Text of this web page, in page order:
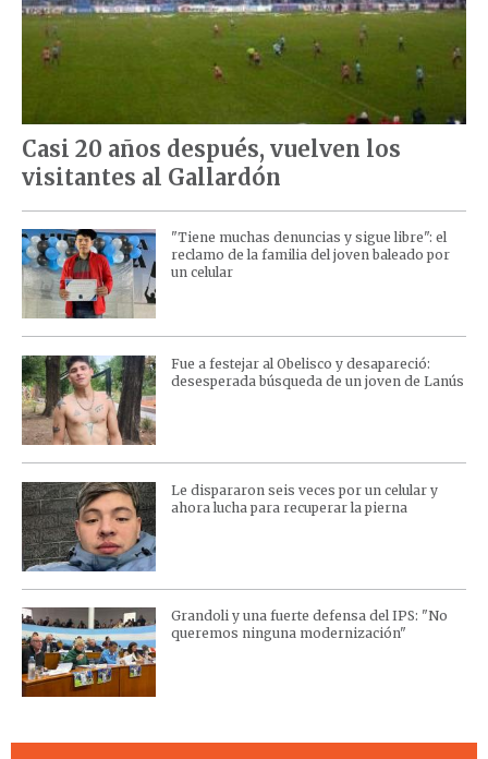
Casi 20 años después, vuelven los
visitantes al Gallardón
"Tiene muchas denuncias y sigue libre": el
reclamo de la familia del joven baleado por
un celular
Fue a festejar al Obelisco y desapareció:
desesperada búsqueda de un joven de Lanús
Le dispararon seis veces por un celular y
ahora lucha para recuperar la pierna
Grandoli y una fuerte defensa del IPS: "No
queremos ninguna modernización"